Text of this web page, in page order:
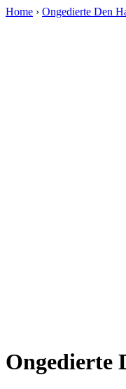
Home › Ongedierte Den
Ongedierte